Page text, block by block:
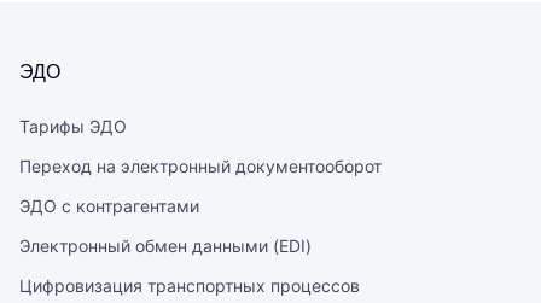
ЭДО
Тарифы ЭДО
Переход на электронный документооборот
ЭДО с контрагентами
Электронный обмен данными (EDI)
Цифровизация транспортных процессов